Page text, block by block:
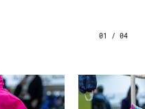
01 / 04